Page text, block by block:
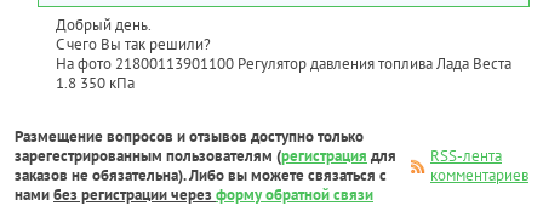
Добрый день.
С чего Вы так решили?
На фото 21800113901100 Регулятор давления топлива Лада Веста
1.8 350 кПа
Размещение вопросов и отзывов доступно только
зарегестрированным пользователям (регистрация для
заказов не обязательна). Либо вы можете связаться с
намибез регистрации через форму обратной связи
RSS-лента
комментариев